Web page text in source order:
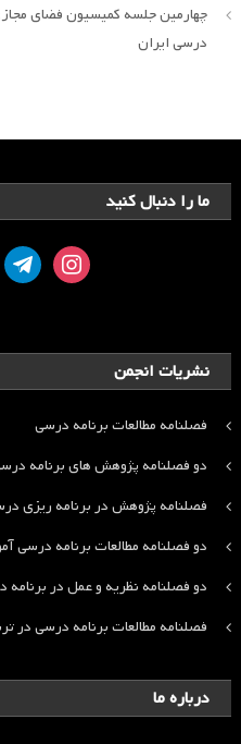
چهارمین جلسه کمیسیون فضای
درسی ایران
ما را دنبال کنید
instagram
نشریات انجمن
فصلنامه مطالعات برنامه درسی
دو فصلنامه پژوهش های برنامه
فصلنامه پژوهش در برنامه ریزی
دو فصلنامه مطالعات برنامه درسی
دو فصلنامه نظریه و عمل در
فصلنامه مطالعات برنامه درسی در
درباره ما